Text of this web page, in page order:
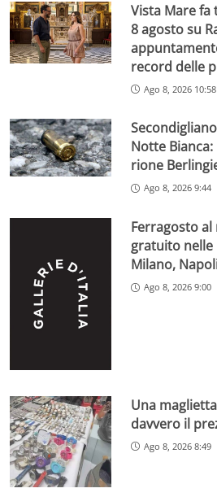
Vista Mare fa
8 agosto su
record delle
Ago 8, 2026 10:58
Notte
rione
Ago 8, 2026 9:44
Ferragosto
gratuito nelle
Milano,
Ago 8, 2026 9:00
Una
davvero il
Ago 8, 2026 8:49